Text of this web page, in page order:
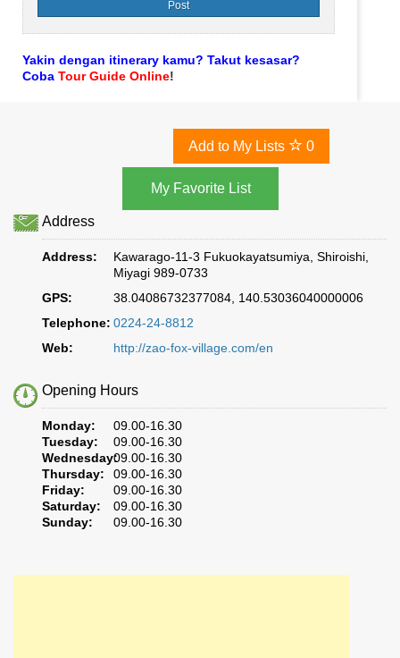
Yakin dengan itinerary kamu? Takut kesasar?
Coba Tour Guide Online!
Add to My Lists 0
Address
Address:
Kawarago-11-3 Fukuokayatsumiya, Shiroishi,
Miyagi 989-0733
GPS:
38.04086732377084, 140.53036040000006
Telephone: 0224-24-8812
Web:
http://zao-fox-village.com/en
Opening Hours
Monday:
09.00-16.30
Tuesday:
09.00-16.30
Wednesday:09.00-16.30
Thursday:
09.00-16.30
Friday:
09.00-16.30
Saturday:
09.00-16.30
Sunday:
09.00-16.30